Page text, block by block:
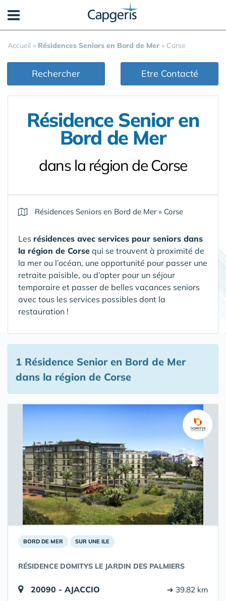
Accueil » Résidences Seniors en Bord de Mer » Corse
Rechercher Etre Contacté
Résidence Senior en
Bord de Mer
dans la région de Corse
Résidences Seniors en Bord de Mer» Corse
Les résidences avec services pour seniors dans
la région de Corse qui se trouvent à proximité de
la mer ou l’océan, une opportunité pour passer une
retraite paisible, ou d’opter pour un séjour
temporaire et passer de belles vacances seniors
avec tous les services possibles dont la
restauration !
1 Résidence Senior en Bord de Mer
dans la région de Corse
BORD DE MER SUR UNE ILE
RÉSIDENCE DOMITYS LE JARDIN DES PALMIERS
20090 - AJACCIO ➔ 39.82 km